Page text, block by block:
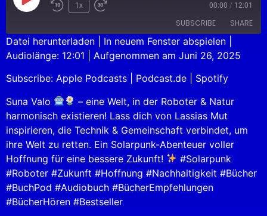
1x 00:00 / 12:01
SUBSCRIBE SHARE
Apple Podcasts Podcast.de
Spotify
RSS FEED
SHARE
LINK
EMBED
Datei herunterladen In neuem Fenster abspielen
Audiolänge: 12:01
Aufgenommen am Juni 26, 2025
Subscribe: Apple Podcasts Podcast.de
Spotify
Suna Valo
– eine Welt, in der Roboter & Natur
harmonisch existieren! Lass dich von Lassias Mut
inspirieren, die Technik & Gemeinschaft verbindet, um
ihre Welt zu retten. Ein Solarpunk-Abenteuer voller
Hoffnung für eine bessere Zukunft!
#Solarpunk
#Roboter #Zukunft #Hoffnung #Nachhaltigkeit #Bücher
#BuchPod #Audiobuch #BücherEmpfehlungen
#BücherHören #Bestseller